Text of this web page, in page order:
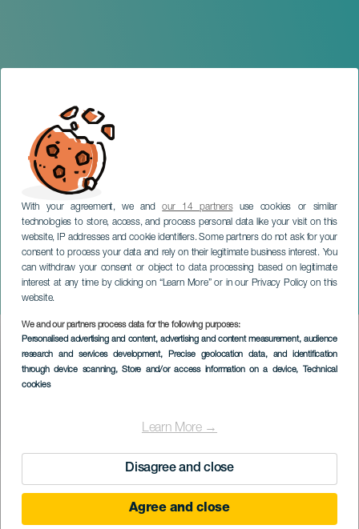
With your agreement, we andour 14 partnersuse cookies or similar
technologies to store, access, and process personal data like your visit on this
website, IP addresses and cookie identifiers. Some partners do not ask for your
consent to process your data and rely on their legitimate business interest. You
can withdraw your consent or object to data processing based on legitimate
interest at any time by clicking on “Learn More” or in our Privacy Policy on this
website.
We and our partners process data for the following purposes:
Personalised advertising and content, advertising and content measurement, audience
research and services development, Precise geolocation data, and identification
through device scanning, Store and/or access information on a device, Technical
cookies
Learn More →
Disagree and close
Agree and close
La farsa del Siglo de Oro
GRAN CANARIA
Imagen
Listado
ÉVÉNEMENT PASSÉ